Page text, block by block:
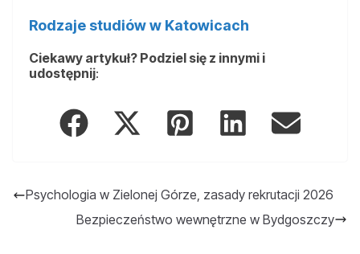
Rodzaje studiów w Katowicach
Ciekawy artykuł? Podziel się z innymi i
udostępnij:
Psychologia w Zielonej Górze, zasady rekrutacji 2026
Bezpieczeństwo wewnętrzne w Bydgoszczy